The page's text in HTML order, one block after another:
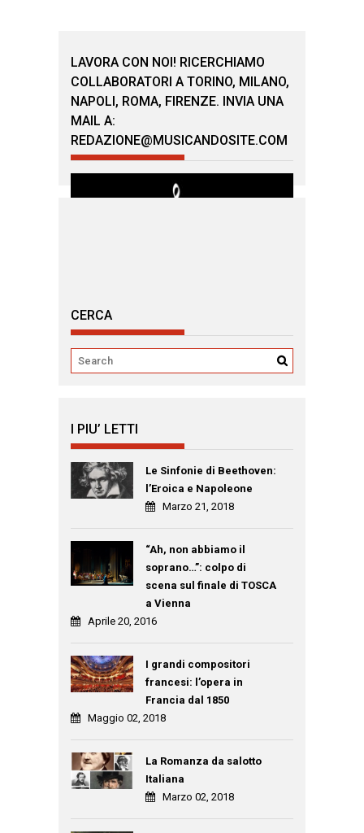
LAVORA CON NOI! RICERCHIAMO
COLLABORATORI A TORINO, MILANO,
NAPOLI, ROMA, FIRENZE. INVIA UNA
MAIL A:
REDAZIONE@MUSICANDOSITE.COM
CERCA
I PIU’ LETTI
Le Sinfonie di Beethoven:
l’Eroica e Napoleone
Marzo 21, 2018
“Ah, non abbiamo il
soprano…”: colpo di
scena sul finale di TOSCA
a Vienna
Aprile 20, 2016
I grandi compositori
francesi: l’opera in
Francia dal 1850
Maggio 02, 2018
La Romanza da salotto
Italiana
Marzo 02, 2018